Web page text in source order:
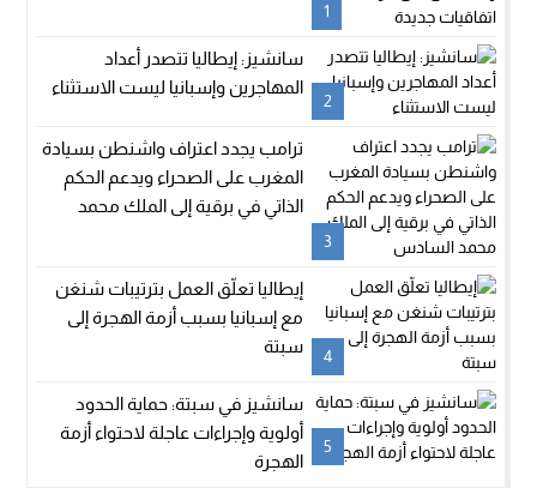
1
2
سانشيز: إيطاليا تتصدر أعداد
المهاجرين وإسبانيا ليست الاستثناء
3
ترامب يجدد اعتراف واشنطن بسيادة
المغرب على الصحراء ويدعم الحكم
الذاتي في برقية إلى الملك محمد
4
إيطاليا تعلّق العمل بترتيبات شنغن
مع إسبانيا بسبب أزمة الهجرة إلى
سبتة
5
سانشيز في سبتة: حماية الحدود
أولوية وإجراءات عاجلة لاحتواء أزمة
الهجرة